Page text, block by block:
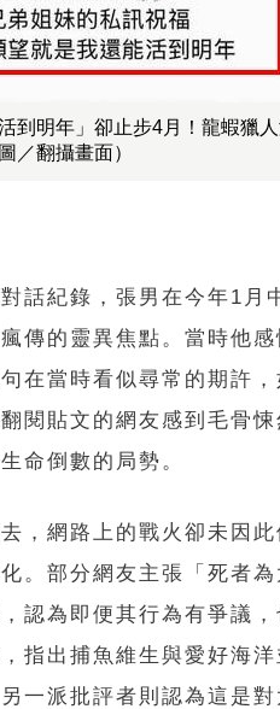
到明年」卻止步4月！龍蝦獵
／翻攝畫面）
話紀錄，張男在今年1月
傳的靈異焦點。當時他
在當時看似尋常的期許
閱貼文的網友感到毛骨
命倒數的局勢。
，網路上的戰火卻未因
。部分網友主張「死者
認為即便其行為有爭議
指出捕魚維生與愛好海
一派批評者則認為這是